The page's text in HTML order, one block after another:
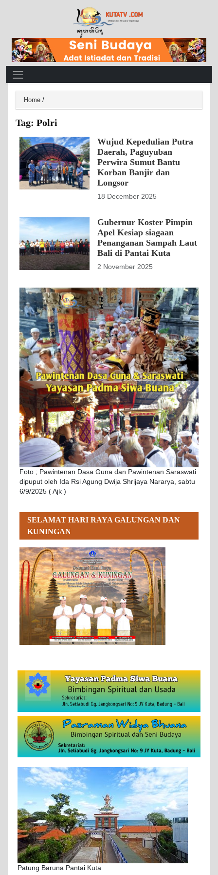
Main Navigation
Home /
Tag: Polri
Wujud Kepedulian Putra
Daerah, Paguyuban
Perwira Sumut Bantu
Korban Banjir dan
Longsor
18 December 2025
Gubernur Koster Pimpin
Apel Kesiap siagaan
Penanganan Sampah Laut
Bali di Pantai Kuta
2 November 2025
Foto ; Pawintenan Dasa Guna dan Pawintenan Saraswati
dipuput oleh Ida Rsi Agung Dwija Shrijaya Nararya, sabtu
6/9/2025 ( Ajk )
SELAMAT HARI RAYA GALUNGAN DAN
KUNINGAN
Patung Baruna Pantai Kuta